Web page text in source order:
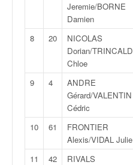
Jeremie/BORNE
Damien
8 20
NICOLAS
Dorian/TRINCALD
Chloe
9 4
ANDRE
Gérard/VALENTIN
Cédric
10 61
FRONTIER
Alexis/VIDAL Julie
11 42
RIVALS